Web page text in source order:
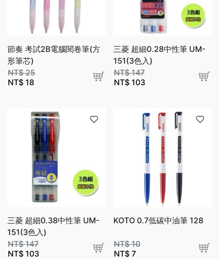
節奏 考試2B電腦閱卷筆(方
形筆芯)
NT$25
NT$ 18
三菱 超細0.28中性筆 UM-
151(3色入)
NT$147
NT$103
三菱 超細0.38中性筆 UM-
151(3色入)
NT$147
NT$ 103
KOTO 0.7低碳中油筆 128
NT$10
NT$7